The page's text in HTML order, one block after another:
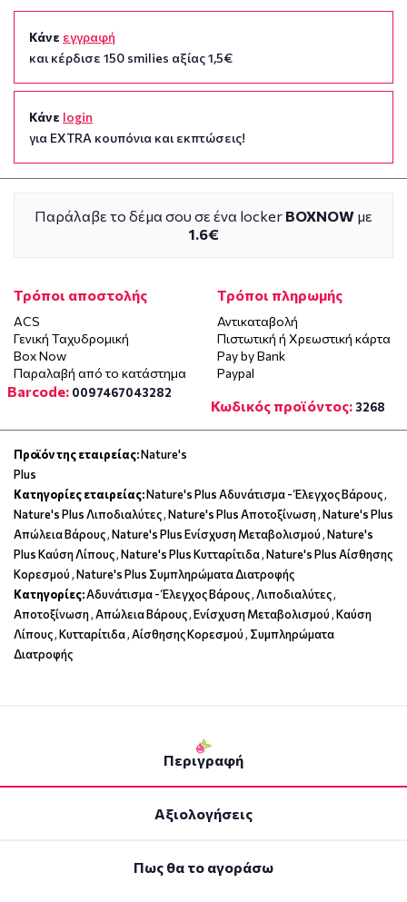
Κάνε εγγραφή
και κέρδισε 150 smilies αξίας 1,5€
Κάνε login
για EXTRA κουπόνια και εκπτώσεις!
Παράλαβε το δέμα σου σε ένα locker BOXNOW με
1.6€
Τρόποι αποστολής
ACS
Γενική Ταχυδρομική
Box Now
Παραλαβή από το κατάστημα
Τρόποι πληρωμής
Αντικαταβολή
Πιστωτική ή Χρεωστική κάρτα
Pay by Bank
Paypal
Barcode: 0097467043282
Κωδικός προϊόντος: 3268
Προϊόν της εταιρείας:Nature's
Plus
Κατηγορίες εταιρείας:Nature's Plus Αδυνάτισμα - Έλεγχος Βάρους,
Nature's Plus Λιποδιαλύτες,Nature's Plus Αποτοξίνωση,Nature's Plus
Απώλεια Βάρους,Nature's Plus Ενίσχυση Μεταβολισμού,Nature's
Plus Καύση Λίπους,Nature's Plus Κυτταρίτιδα,Nature's Plus Αίσθησης
Κορεσμού,Nature's Plus Συμπληρώματα Διατροφής
Κατηγορίες:Αδυνάτισμα - Έλεγχος Βάρους,Λιποδιαλύτες,
Αποτοξίνωση,Απώλεια Βάρους,Ενίσχυση Μεταβολισμού,Καύση
Λίπους,Κυτταρίτιδα,Αίσθησης Κορεσμού, Συμπληρώματα
Διατροφής
Περιγραφή
Αξιολογήσεις
Πως θα το αγοράσω